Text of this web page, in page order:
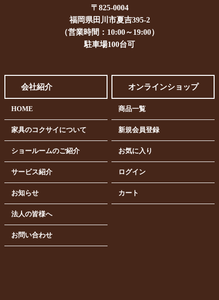
〒825-0004
福岡県田川市夏吉395-2
（営業時間：10:00～19:00）
駐車場100台可
会社紹介
HOME
家具のコクサイについて
ショールームのご紹介
サービス紹介
お知らせ
法人の皆様へ
お問い合わせ
オンラインショップ
商品一覧
新規会員登録
お気に入り
ログイン
カート